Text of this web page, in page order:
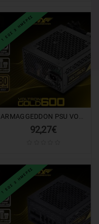
1 ΕΩΣ 3 ΗΜΕΡΕΣ
92,27€
1 ΕΩΣ 3 ΗΜΕΡΕΣ